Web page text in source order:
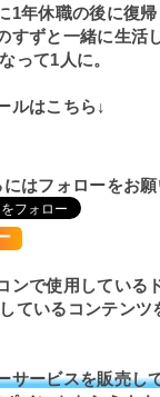
1年休職の後に復
すずと一緒に生活
って1人に。
ルはこちら↓
はフォローをお願
で使用している
ているコンテンツ
サービスを販売し